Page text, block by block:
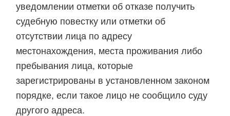
уведомлении отметки об отказе получить
судебную повестку или отметки об
отсутствии лица по адресу
местонахождения, места проживания либо
пребывания лица, которые
зарегистрированы в установленном законом
порядке, если такое лицо не сообщило суду
другого адреса.